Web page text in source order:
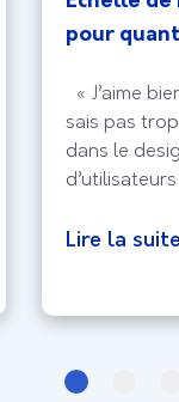
pour
« J’aime
sais pas
dans le
subjectivité
Lire la suite